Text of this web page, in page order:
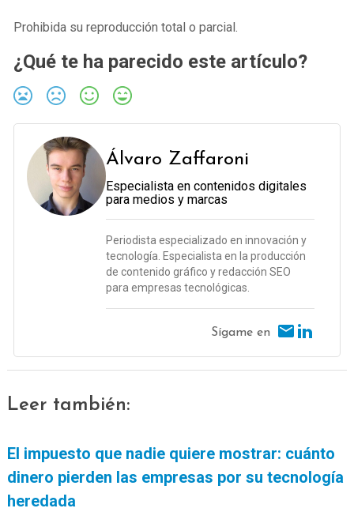
Prohibida su reproducción total o parcial.
¿Qué te ha parecido este artículo?
Álvaro Zaffaroni
Especialista en contenidos digitales
para medios y marcas
Periodista especializado en innovación y
tecnología. Especialista en la producción
de contenido gráfico y redacción SEO
para empresas tecnológicas.
Sígame en
Leer también:
El impuesto que nadie quiere mostrar: cuánto
dinero pierden las empresas por su tecnología
heredada